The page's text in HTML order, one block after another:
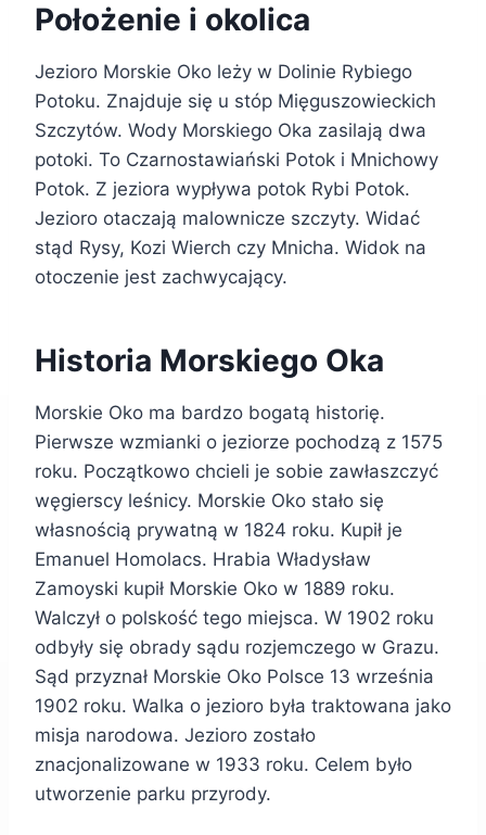
Położenie i okolica
Jezioro Morskie Oko leży w Dolinie Rybiego
Potoku. Znajduje się u stóp Mięguszowieckich
Szczytów. Wody Morskiego Oka zasilają dwa
potoki. To Czarnostawiański Potok i Mnichowy
Potok. Z jeziora wypływa potok Rybi Potok.
Jezioro otaczają malownicze szczyty. Widać
stąd Rysy, Kozi Wierch czy Mnicha. Widok na
otoczenie jest zachwycający.
Historia Morskiego Oka
Morskie Oko ma bardzo bogatą historię.
Pierwsze wzmianki o jeziorze pochodzą z 1575
roku. Początkowo chcieli je sobie zawłaszczyć
węgierscy leśnicy. Morskie Oko stało się
własnością prywatną w 1824 roku. Kupił je
Emanuel Homolacs. Hrabia Władysław
Zamoyski kupił Morskie Oko w 1889 roku.
Walczył o polskość tego miejsca. W 1902 roku
odbyły się obrady sądu rozjemczego w Grazu.
Sąd przyznał Morskie Oko Polsce 13 września
1902 roku. Walka o jezioro była traktowana jako
misja narodowa. Jezioro zostało
znacjonalizowane w 1933 roku. Celem było
utworzenie parku przyrody.